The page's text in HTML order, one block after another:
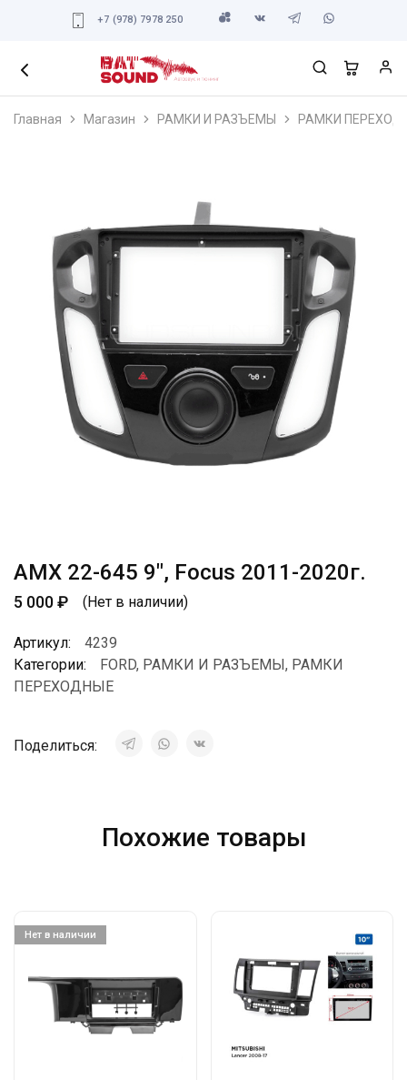
+7 (978) 7978 250
Главная Магазин РАМКИ И РАЗЪЕМЫ РАМКИ
AMX 22-645 9″, Focus 2011-2020г.
5 000₽ (Нет в наличии)
Артикул:
4239
Категории:
FORD, РАМКИ И РАЗЪЕМЫ, РАМКИ
ПЕРЕХОДНЫЕ
Поделиться:
Похожие товары
Нет в наличии